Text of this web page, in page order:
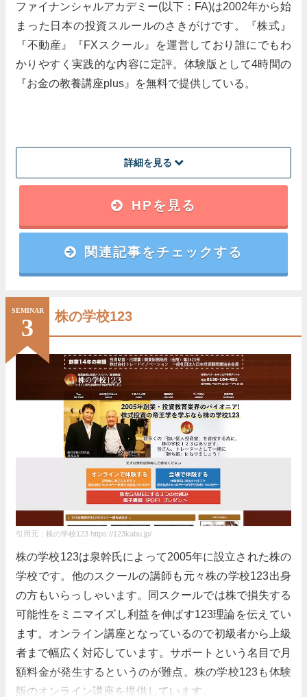
ファイナンシャルアカデミー(以下：FA)は2002年から始
まった日本の投資スルールのさきがけです。『株式』
『不動産』『FXスクール』を運営しており誰にでもわ
かりやすく実践的な内容に定評。体験版として4時間の
『お金の教養講座plus』を無料で提供している。
詳細を見る
アンケートで高評価のプロ教師のみが講師を担当
講座内容
概要
受講料
無料 (web講座は1000円)
開催場所
お金に関する考え方が変わりました
前半のお金の教養講座で天引き型の貯蓄法の重要性
を知ることができた。自動的にお金が増えていく体
質にしていきたいと思いました！
内容は特筆するものはなく初心者用
あった。初心者の方にとっては逆にわかりやすくた
めになる内容だと思う。
閉じる
HPを見る
関連記事をチェックする
SEMINAR
3 株の学校123
引用元：株の学校123 https://123kabu.jp/
株の学校123は泉幹氏によって2005年に設立された株の
学校です。他のスクールの講師も元々株の学校123出身
の方もいらっしゃいます。同スクールでは株で損失する
可能性をミニマイズし利益を伸ばす123理論を伝えてい
ます。オンライン講座となっているので初級者から上級
者まで幅広く対応しています。サポートという名目で月
額料金が発生するというのが難点。株の学校123も体験
版のオンライン講座を提供しています。